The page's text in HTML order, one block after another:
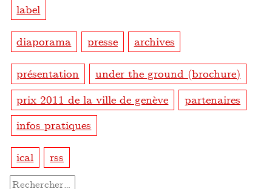
label
diaporama presse archives
présentation
under the ground (brochure)
prix 2011 de la ville de genève
partenaires
infos pratiques
ical rss
Rechercher :